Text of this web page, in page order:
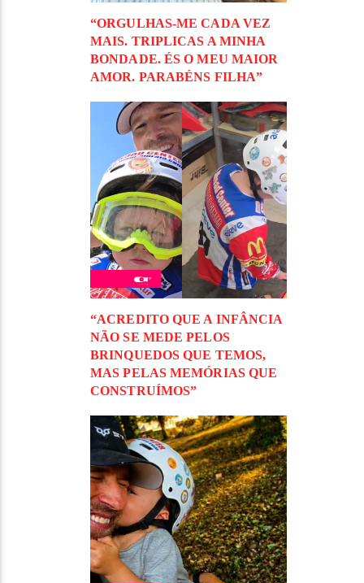
“ORGULHAS-ME CADA VEZ
MAIS. TRIPLICAS A MINHA
BONDADE. ÉS O MEU MAIOR
AMOR. PARABÉNS FILHA”
“ACREDITO QUE A INFÂNCIA
NÃO SE MEDE PELOS
BRINQUEDOS QUE TEMOS,
MAS PELAS MEMÓRIAS QUE
CONSTRUÍMOS”